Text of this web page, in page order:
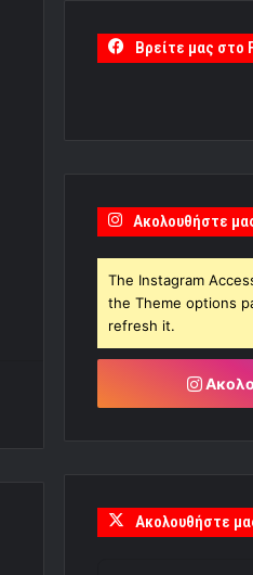
Βρείτε μας στο
Ακολουθήστε
The Instagram
the Theme options
refresh it.
Ακολουθήστε